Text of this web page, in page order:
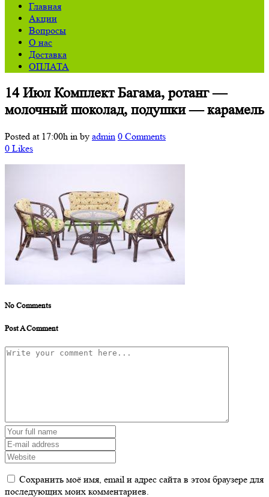
Главная
Акции
Вопросы
О нас
Доставка
ОПЛАТА
14 ИюлКомплект Багама, ротанг —
молочный шоколад, подушки — карамель
Posted at 17:00h in by admin 0 Comments
0 Likes
No Comments
Post A Comment
Сохранить моё имя, email и адрес сайта в этом браузере для
последующих моих комментариев.